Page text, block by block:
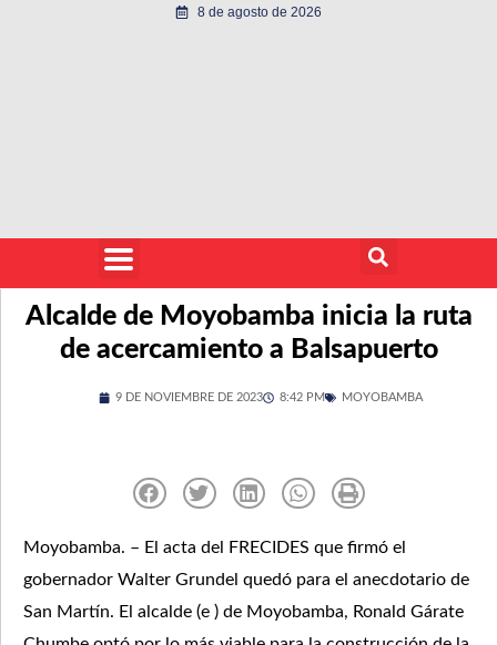
8 de agosto de 2026
Alcalde de Moyobamba inicia la ruta
de acercamiento a Balsapuerto
9 DE NOVIEMBRE DE 2023 8:42 PM MOYOBAMBA
Moyobamba. – El acta del FRECIDES que firmó el
gobernador Walter Grundel quedó para el anecdotario de
San Martín. El alcalde (e ) de Moyobamba, Ronald Gárate